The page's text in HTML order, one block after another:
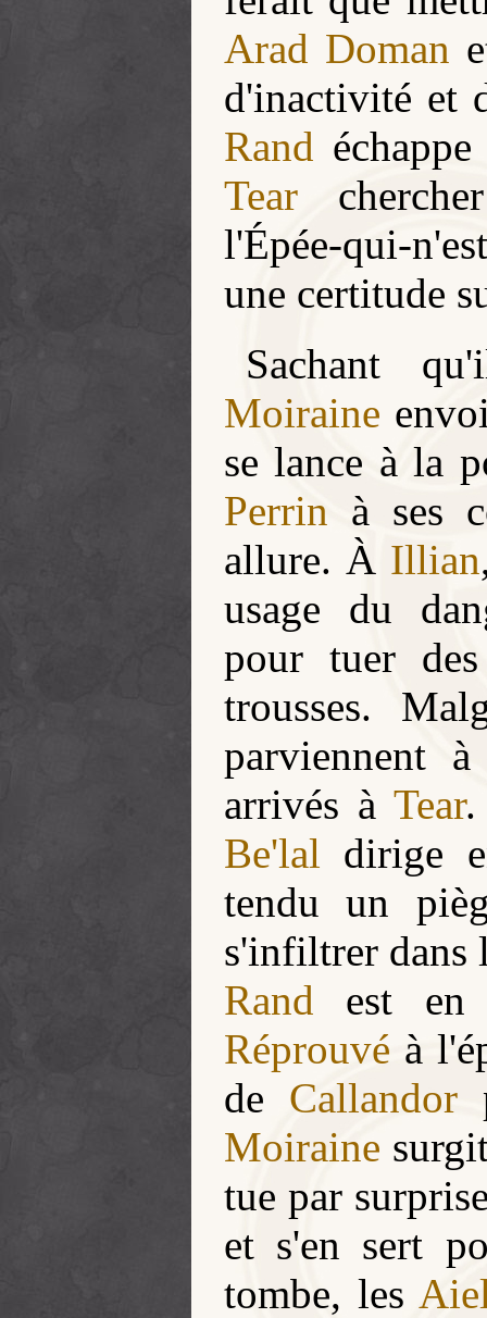
Arad Doman
d'inactivité et
Rand
Tear
l'Épée-qui-
une certitude
Sachant
Moiraine
se lance à la
Perrin à ses
allure. À Illian
usage du
pour tuer
trousses.
parviennent
arrivés à Tear
Be'lal dirige
tendu un
s'infiltrer dans
Rand est en
Réprouvé à
de Callandor
Moiraine
tue par
et s'en sert
tombe, les